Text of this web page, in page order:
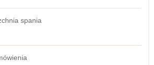
spania